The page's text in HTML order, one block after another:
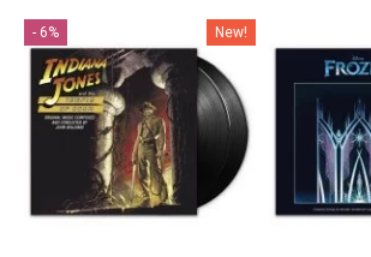
- 6% New!